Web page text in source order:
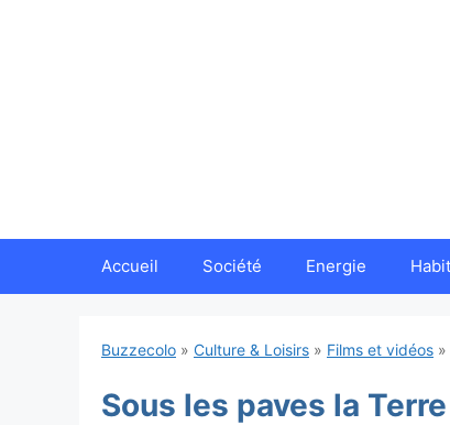
Accueil Société Energie
Buzzecolo » Culture & Loisirs » Films et vidéos »
Sous les paves la